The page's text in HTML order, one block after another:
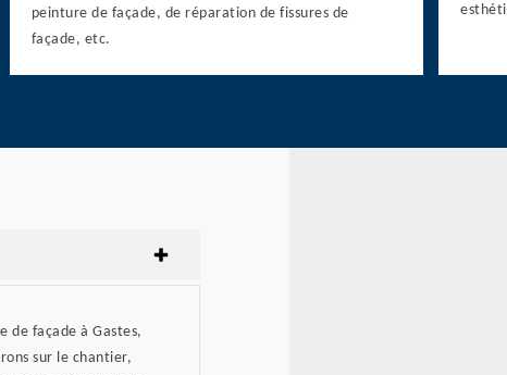
peinture de façade, de réparation de fissures de
façade, etc.
de façade à Gastes,
sur le chantier,